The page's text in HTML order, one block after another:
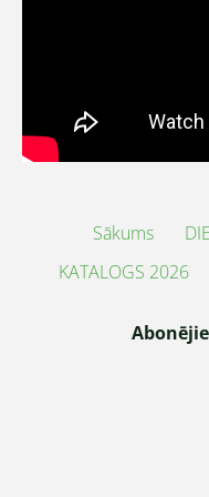
Sākums
KATALOGS 2026